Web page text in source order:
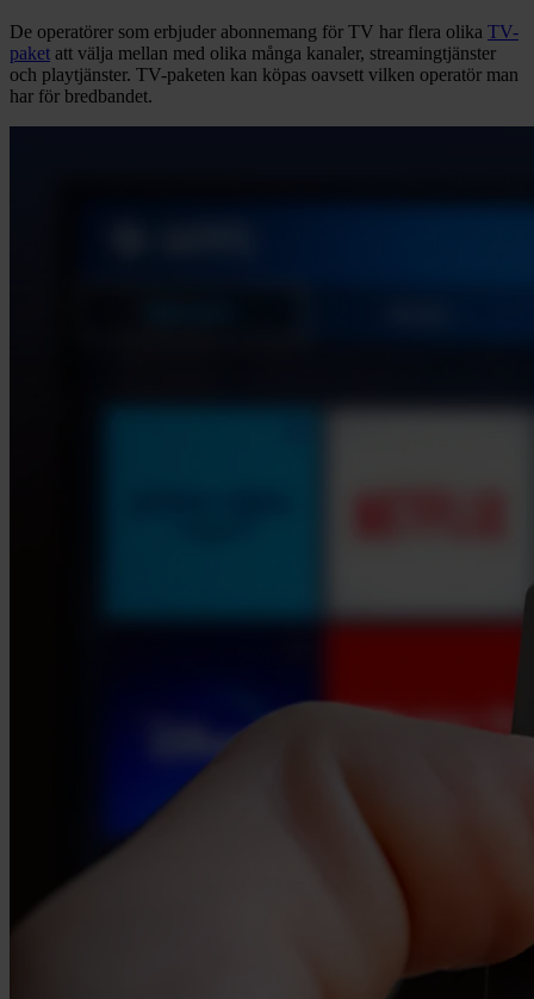
De operatörer som erbjuder abonnemang för TV har flera olika TV-
paket att välja mellan med olika många kanaler, streamingtjänster
och playtjänster. TV-paketen kan köpas oavsett vilken operatör man
har för bredbandet.